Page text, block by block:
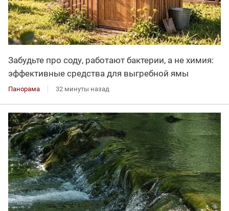
Забудьте про соду, работают бактерии, а не химия:
эффективные средства для выгребной ямы
Панорама 32 минуты назад